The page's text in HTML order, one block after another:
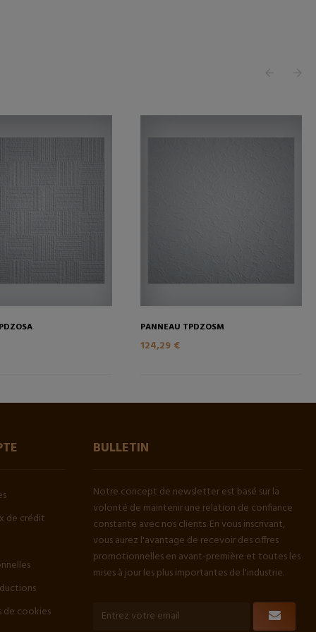
PANNEAU TPDZOSM
124,29 €
de crédit
de cookies
BULLETIN
Notre concept de newsletter est basé sur la
volonté de maintenir une relation de confiance
constante avec nos clients. En vous inscrivant,
vous aurez l'avantage de recevoir des offres
promotionnelles en avant-première et toutes les
mises à jour les plus importantes de l'industrie.